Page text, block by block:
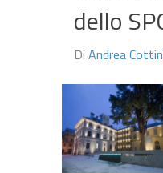
dello
Di Andrea